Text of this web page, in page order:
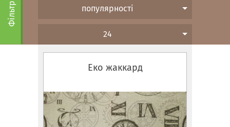
Фільтр популярності
24
Еко жаккард